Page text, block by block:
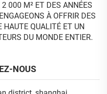
000 M² ET DES ANNÉES
À OFFRIR DES
HAUTE QUALITÉ ET UN
DU MONDE ENTIER.
NOUS